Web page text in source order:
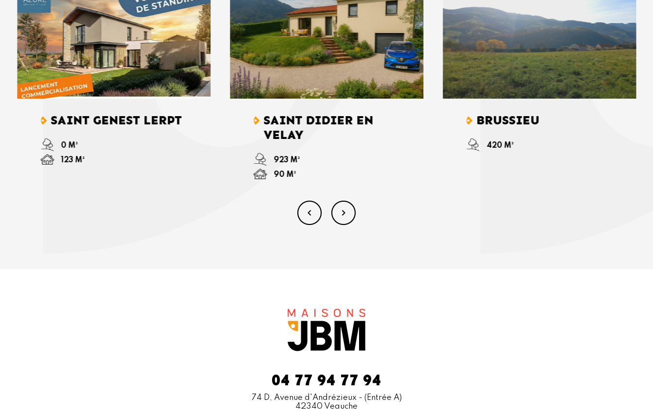
SAINT GENEST LERPT
0 M²
123 M²
SAINT DIDIER EN
VELAY
923 M²
90 M²
BRUSSIEU
420 M²
04 77 94 77 94
74 D, Avenue d'Andrézieux - (Entrée A)
42340 Veauche